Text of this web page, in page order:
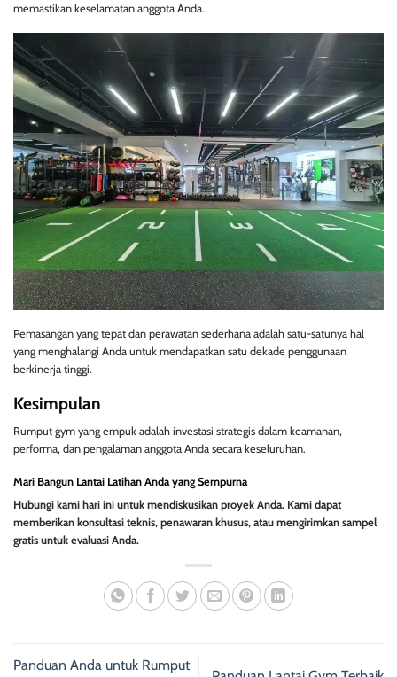
memastikan keselamatan anggota Anda.
Pemasangan yang tepat dan perawatan sederhana adalah satu-satunya hal
yang menghalangi Anda untuk mendapatkan satu dekade penggunaan
berkinerja tinggi.
Kesimpulan
Rumput gym yang empuk adalah investasi strategis dalam keamanan,
performa, dan pengalaman anggota Anda secara keseluruhan.
Mari Bangun Lantai Latihan Anda yang Sempurna
Hubungi kami hari ini untuk mendiskusikan proyek Anda. Kami dapat
memberikan konsultasi teknis, penawaran khusus, atau mengirimkan sampel
gratis untuk evaluasi Anda.
Panduan Anda untuk Rumput